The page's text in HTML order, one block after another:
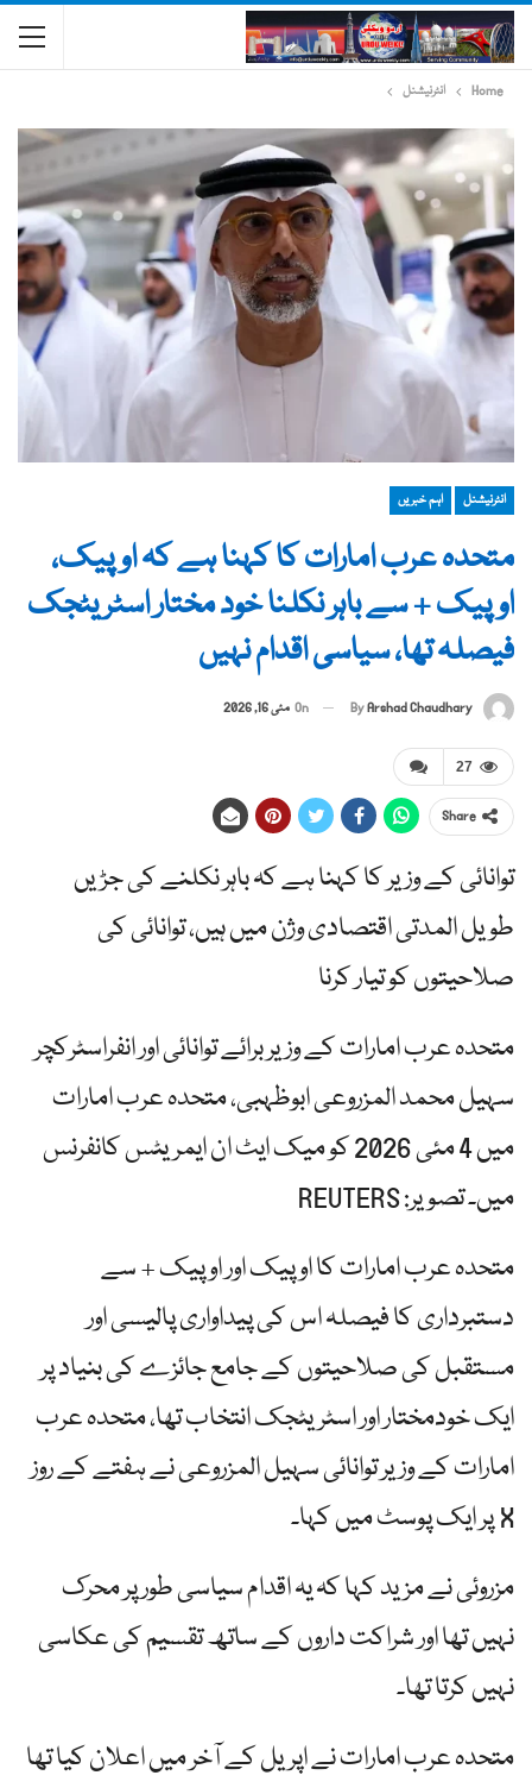
Home انٹرنیشنل
انٹرنیشنل اہم خبریں
متحدہ عرب امارات کا کہنا ہے کہ اوپیک،
اوپیک + سے باہر نکلنا خود مختار اسٹریٹجک
فیصلہ تھا، سیاسی اقدام نہیں
ByArshad Chaudhary
On مئی 16, 2026
27
Share
توانائی کے وزیر کا کہنا ہے کہ باہر نکلنے کی جڑیں
طویل المدتی اقتصادی وژن میں ہیں، توانائی کی
صلاحیتوں کو تیار کرنا
متحدہ عرب امارات کے وزیر برائے توانائی اور انفراسٹرکچر
سہیل محمد المزروعی ابوظہبی، متحدہ عرب امارات
میں 4 مئی 2026 کو میک ایٹ ان ایمریٹس کانفرنس
میں۔ تصویر: REUTERS
متحدہ عرب امارات کا اوپیک اور اوپیک + سے
دستبرداری کا فیصلہ اس کی پیداواری پالیسی اور
مستقبل کی صلاحیتوں کے جامع جائزے کی بنیاد پر
ایک خودمختار اور اسٹریٹجک انتخاب تھا، متحدہ عرب
امارات کے وزیر توانائی سہیل المزروعی نے ہفتے کے روز
X پر ایک پوسٹ میں کہا۔
مزروئی نے مزید کہا کہ یہ اقدام سیاسی طور پر محرک
نہیں تھا اور شراکت داروں کے ساتھ تقسیم کی عکاسی
نہیں کرتا تھا۔
متحدہ عرب امارات نے اپریل کے آخر میں اعلان کیا تھا